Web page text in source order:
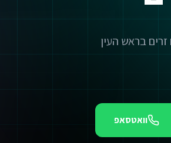
וואטסאפ